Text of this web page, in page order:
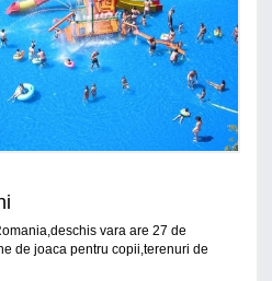
vara are 27 de
de joaca pentru copii,terenuri de